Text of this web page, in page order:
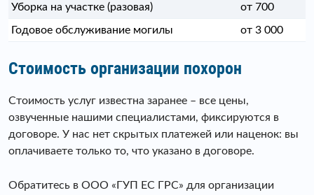
Уборка на участке (разовая) от 700
Годовое обслуживание могилы от 3 000
Стоимость организации похорон
Стоимость услуг известна заранее – все цены,
озвученные нашими специалистами, фиксируются в
договоре. У нас нет скрытых платежей или наценок: вы
оплачиваете только то, что указано в договоре.
Обратитесь в ООО «ГУП ЕС ГРС» для организации